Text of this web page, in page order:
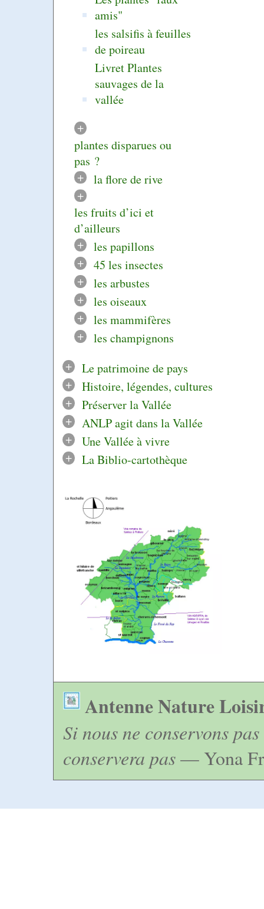
amis"
les salsifis à feuilles
de poireau
Livret Plantes
sauvages de la
vallée
+
plantes disparues ou
pas ?
+
la flore de rive
+
les fruits d’ici et
d’ailleurs
+
les papillons
+
45 les insectes
+
les arbustes
+
les oiseaux
+
les mammifères
+
les champignons
+
Le patrimoine de pays
+
Histoire, légendes, cultures
+
Préserver la Vallée
+
ANLP agit dans la Vallée
+
Une Vallée à vivre
+
La Biblio-cartothèque
Antenne Nature
Si nous ne conservons
conservera pas— Yona